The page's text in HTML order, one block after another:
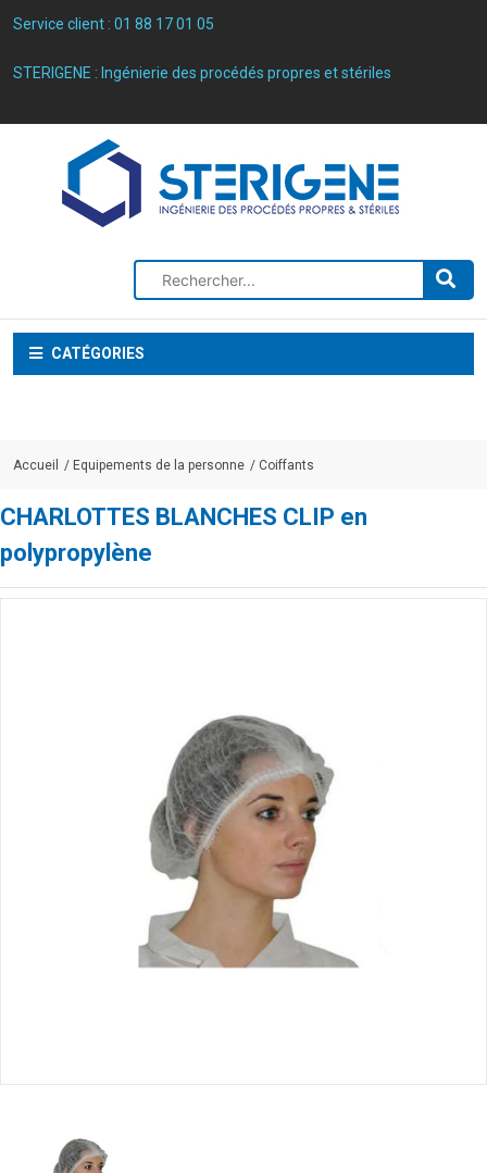
Service client : 01 88 17 01 05
STERIGENE : Ingénierie des procédés propres et stériles
CATÉGORIES
Accueil Equipements de la personne Coiffants
CHARLOTTES BLANCHES CLIP en
polypropylène